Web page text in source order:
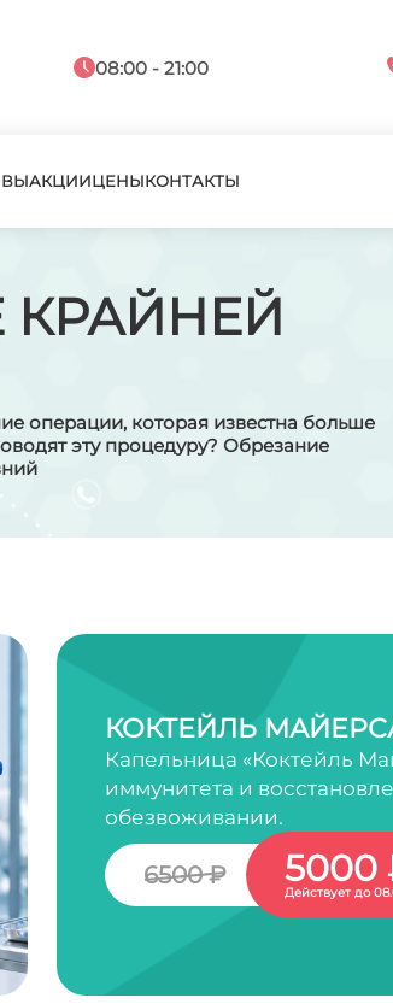
08:00 - 21:00
АКЦИИЦЕНЫКОНТАКТЫ
КРАЙНЕЙ
операции, которая известна больше
эту процедуру? Обрезание
КОКТЕЙЛЬ
Капельница «Коктейль
иммунитета и
обезвоживании.
6500 ₽ 5000
Действует до